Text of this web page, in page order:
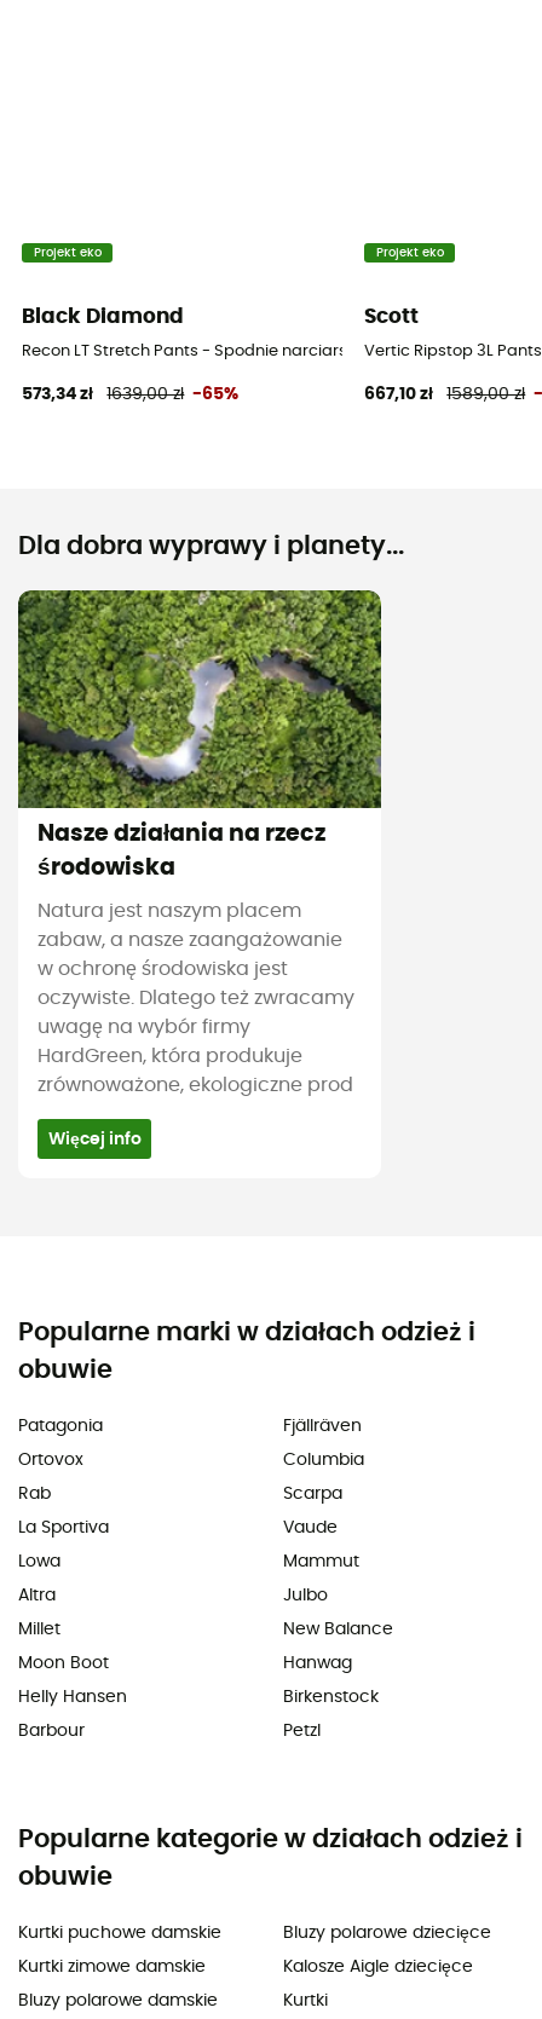
Projekt eko
Black Diamond
Recon LT Stretch Pants - Spodnie narciarskie męskie
573,34 zł 1639,00 zł -65%
Projekt eko
Scott
Vertic Ripstop 3L
667,10 zł 1589,00 zł
Dla dobra wyprawy i planety...
Nasze działania na rzecz
środowiska
Natura jest naszym placem
zabaw, a nasze zaangażowanie
w ochronę środowiska jest
oczywiste. Dlatego też zwracamy
uwagę na wybór firmy
HardGreen, która produkuje
zrównoważone, ekologiczne prod
Więcej info
Popularne marki w działach odzież i
obuwie
Patagonia
Ortovox
Rab
La Sportiva
Lowa
Altra
Millet
Moon Boot
Helly Hansen
Barbour
Fjällräven
Columbia
Scarpa
Vaude
Mammut
Julbo
New Balance
Hanwag
Birkenstock
Petzl
Popularne kategorie w działach odzież i
obuwie
Kurtki puchowe damskie
Kurtki zimowe damskie
Bluzy polarowe damskie
Bluzy polarowe dziecięce
Kalosze Aigle dziecięce
Kurtki